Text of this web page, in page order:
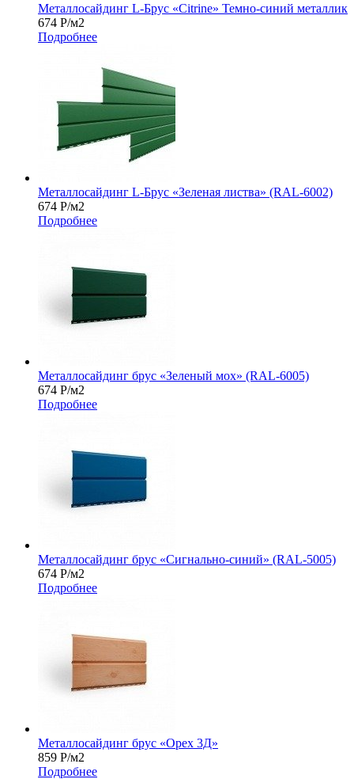
Металлосайдинг L-Брус «Citrine» Темно-синий металлик
674 Р/м2
Подробнее
Металлосайдинг L-Брус «Зеленая листва» (RAL-6002)
674 Р/м2
Подробнее
Металлосайдинг брус «Зеленый мох» (RAL-6005)
674 Р/м2
Подробнее
Металлосайдинг брус «Сигнально-синий» (RAL-5005)
674 Р/м2
Подробнее
Металлосайдинг брус «Орех 3Д»
859 Р/м2
Подробнее